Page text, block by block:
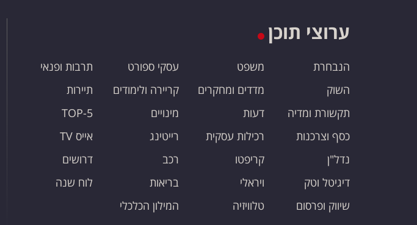
ערוצי תוכן
הנבחרת
השוק
תקשורת ומדיה
כסף וצרכנות
נדל"ן
דיגיטל וטק
שיווק ופרסום
משפט
מדדים ומחקרים
דעות
רכילות עסקית
קריפטו
ויראלי
טלוויזיה
עסקי ספורט
קריירה ולימודים
מינויים
רייטינג
רכב
בריאות
המילון הכלכלי
תרבות ופנאי
תיירות
TOP-5
אייס TV
דרושים
לוח שנה